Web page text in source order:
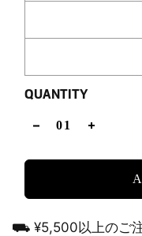
QUANTITY
⛟ ¥5,500以上のご